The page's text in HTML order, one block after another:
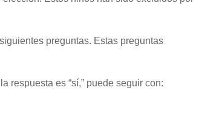
preguntas. Estas preguntas
respuesta es “sí,” puede seguir con: